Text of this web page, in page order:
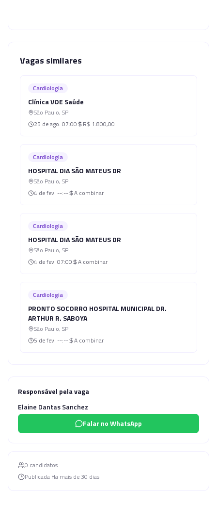
Vagas similares
Cardiologia
Clínica VOE Saúde
São Paulo, SP
25 de ago. 07:00 R$ 1.800,00
Cardiologia
HOSPITAL DIA SÃO MATEUS DR
São Paulo, SP
4 de fev. --:-- A combinar
Cardiologia
HOSPITAL DIA SÃO MATEUS DR
São Paulo, SP
4 de fev. 07:00 A combinar
Cardiologia
PRONTO SOCORRO HOSPITAL MUNICIPAL DR.
ARTHUR R. SABOYA
São Paulo, SP
5 de fev. --:-- A combinar
Responsável pela vaga
Elaine Dantas Sanchez
Falar no WhatsApp
0 candidatos
Publicada Ha mais de 30 dias